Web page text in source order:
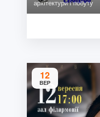
архітектури і побуту
12
ВЕР